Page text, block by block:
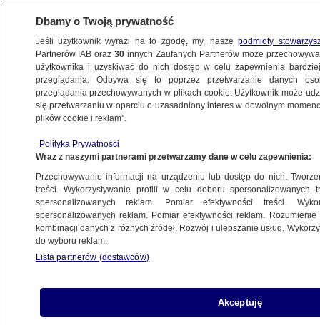
ŚWIAT
Uczeń w szpitalu w stanie krytycznym
2.10.2023, 17:18
Udostępnij
Dbamy o Twoją prywatność
Jeśli użytkownik wyrazi na to zgodę, my, naszepodmioty
Partnerów IAB oraz30 innych Zaufanych Partnerów może
użytkownika i uzyskiwać do nich dostęp w celu zapewnienia
przeglądania. Odbywa się to poprzez przetwarzanie danych
przeglądania przechowywanych w plikach cookie. Użytkownik może
się przetwarzaniu w oparciu o uzasadniony interes w dowolnym
plików cookie i reklam”.
Polityka Prywatności
Wraz z naszymi partnerami przetwarzamy dane w celu zapewnienia:
Przechowywanie informacji na urządzeniu lub dostęp do nich.
treści. Wykorzystywanie profili w celu doboru spersonalizowanych
spersonalizowanych reklam. Pomiar efektywności treści.
spersonalizowanych reklam. Pomiar efektywności reklam.
kombinacji danych z różnych źródeł. Rozwój i ulepszanie usług.
do wyboru reklam.
Lista partnerów (dostawców)
Akceptuję